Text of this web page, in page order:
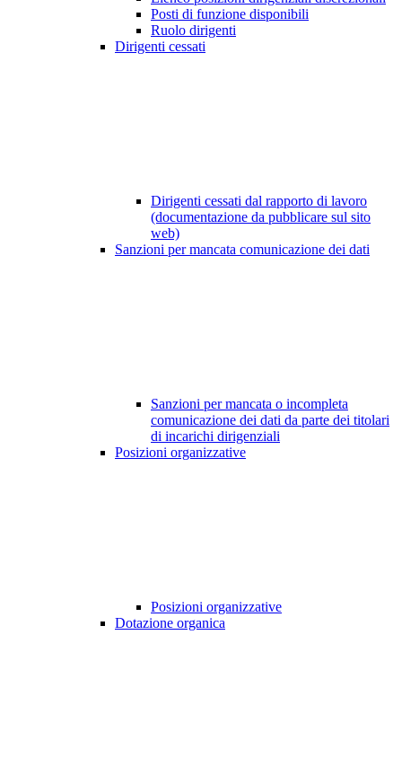
Posti di funzione disponibili
Ruolo dirigenti
Dirigenti cessati
Dirigenti cessati dal rapporto di lavoro
(documentazione da pubblicare sul sito
web)
Sanzioni per mancata comunicazione dei dati
Sanzioni per mancata o incompleta
comunicazione dei dati da parte dei titolari
di incarichi dirigenziali
Posizioni organizzative
Posizioni organizzative
Dotazione organica